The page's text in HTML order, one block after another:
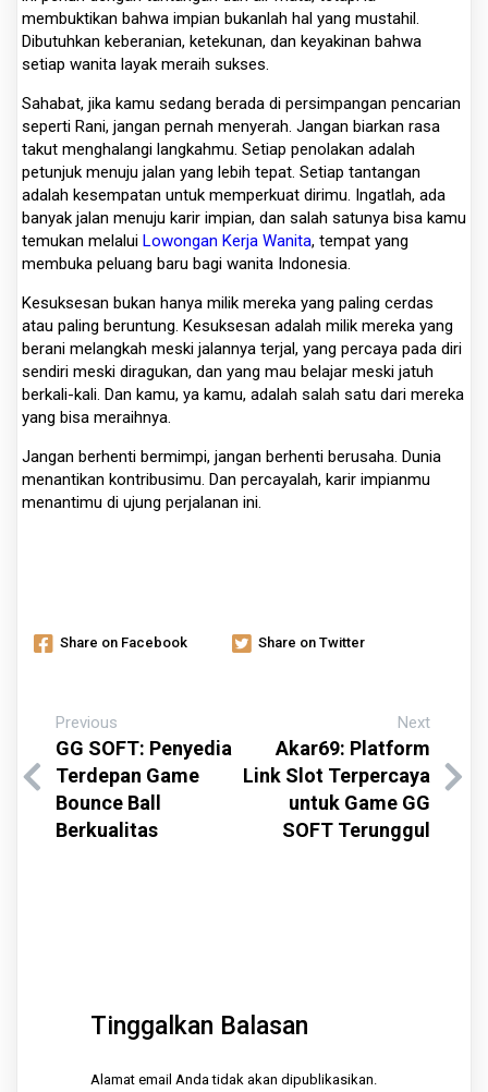
membuktikan bahwa impian bukanlah hal yang mustahil.
Dibutuhkan keberanian, ketekunan, dan keyakinan bahwa
setiap wanita layak meraih sukses.
Sahabat, jika kamu sedang berada di persimpangan pencarian
seperti Rani, jangan pernah menyerah. Jangan biarkan rasa
takut menghalangi langkahmu. Setiap penolakan adalah
petunjuk menuju jalan yang lebih tepat. Setiap tantangan
adalah kesempatan untuk memperkuat dirimu. Ingatlah, ada
banyak jalan menuju karir impian, dan salah satunya bisa kamu
temukan melalui Lowongan Kerja Wanita, tempat yang
membuka peluang baru bagi wanita Indonesia.
Kesuksesan bukan hanya milik mereka yang paling cerdas
atau paling beruntung. Kesuksesan adalah milik mereka yang
berani melangkah meski jalannya terjal, yang percaya pada diri
sendiri meski diragukan, dan yang mau belajar meski jatuh
berkali-kali. Dan kamu, ya kamu, adalah salah satu dari mereka
yang bisa meraihnya.
Jangan berhenti bermimpi, jangan berhenti berusaha. Dunia
menantikan kontribusimu. Dan percayalah, karir impianmu
menantimu di ujung perjalanan ini.
Share on Facebook Share on Twitter
Previous
GG SOFT: Penyedia
Terdepan Game
Bounce Ball
Berkualitas
Next
Akar69: Platform
Link Slot Terpercaya
untuk Game GG
SOFT Terunggul
Tinggalkan Balasan
Alamat email Anda tidak akan dipublikasikan.